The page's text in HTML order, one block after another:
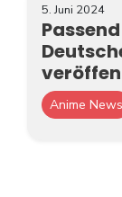
5. Juni 2024
Anime News